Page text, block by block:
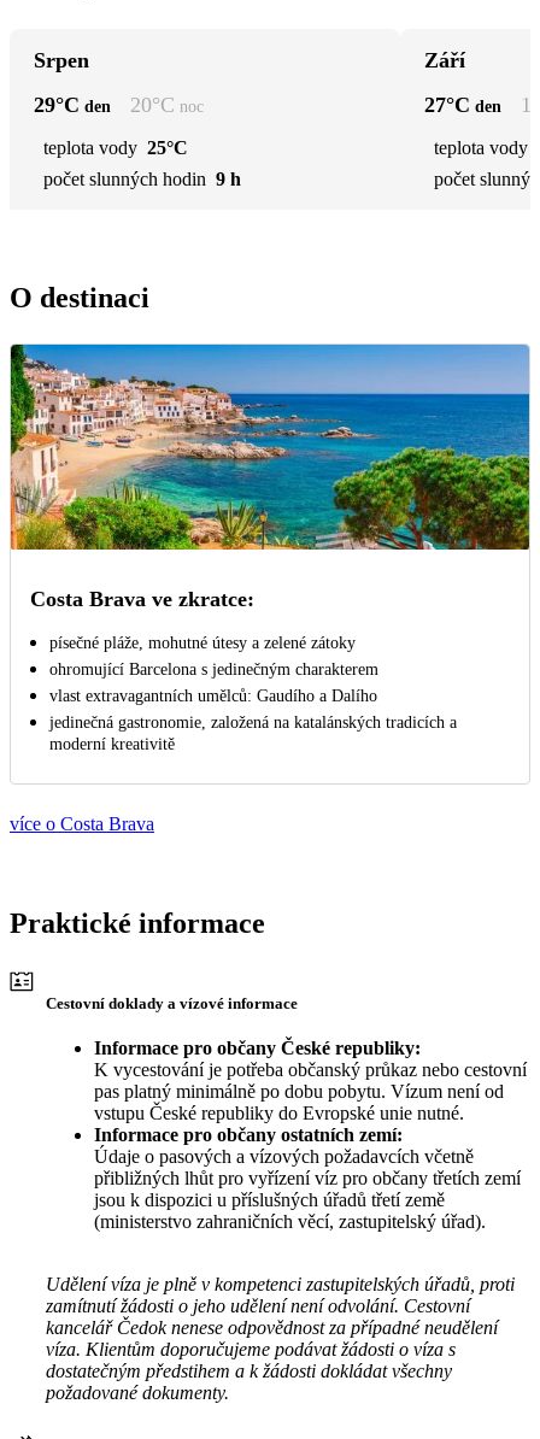
Srpen
29°C den 20°C noc
teplota vody 25°C
počet slunných hodin 9 h
Září
27°C den
teplota vody
počet
O destinaci
Costa Brava ve zkratce:
písečné pláže, mohutné útesy a zelené zátoky
ohromující Barcelona s jedinečným charakterem
vlast extravagantních umělců: Gaudího a Dalího
jedinečná gastronomie, založená na katalánských tradicích a
moderní kreativitě
více o Costa Brava
Praktické informace
Cestovní doklady a vízové informace
Informace pro občany České republiky:
K vycestování je potřeba občanský průkaz nebo cestovní
pas platný minimálně po dobu pobytu. Vízum není od
vstupu České republiky do Evropské unie nutné.
Informace pro občany ostatních zemí:
Údaje o pasových a vízových požadavcích včetně
přibližných lhůt pro vyřízení víz pro občany třetích zemí
jsou k dispozici u příslušných úřadů třetí země
(ministerstvo zahraničních věcí, zastupitelský úřad).
Udělení víza je plně v kompetenci zastupitelských úřadů, proti
zamítnutí žádosti o jeho udělení není odvolání. Cestovní
kancelář Čedok nenese odpovědnost za případné neudělení
víza. Klientům doporučujeme podávat žádosti o víza s
dostatečným předstihem a k žádosti dokládat všechny
požadované dokumenty.